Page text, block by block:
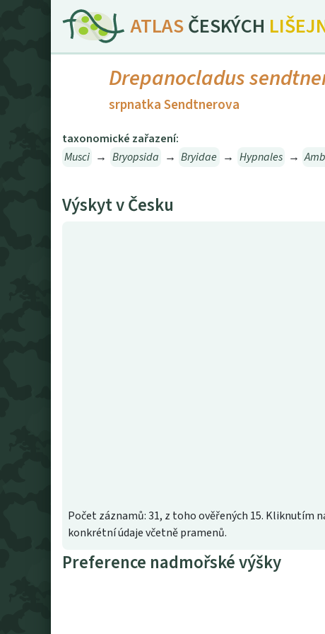
ATLASČESKÝCH
Drepanocladus
srpnatka Sendtnerova
taxonomické zařazení:
Musci → Bryopsida → Bryidae → Hypnales →
Výskyt v Česku
Počet záznamů: 31, z toho ověřených 15. Kliknutím
konkrétní údaje včetně pramenů.
Preference nadmořské výšky